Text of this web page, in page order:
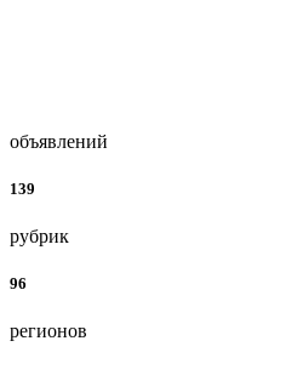
объявлений
139
рубрик
96
регионов